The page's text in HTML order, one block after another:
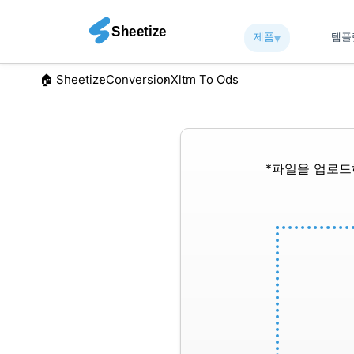
제품▾︎ 템
🏠︎ SheetizeConversionXltm To Ods
*파일을 업로